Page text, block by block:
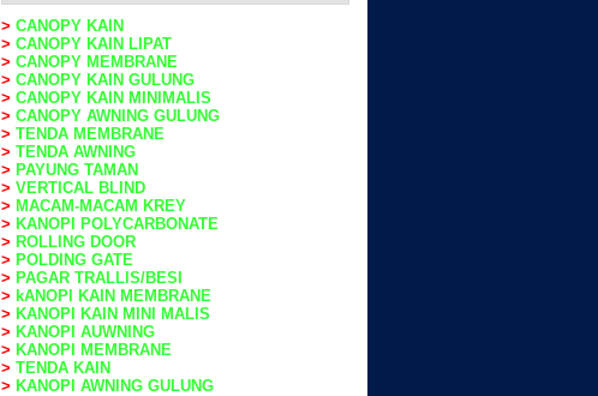
> CANOPY KAIN
> CANOPY KAIN LIPAT
> CANOPY MEMBRANE
> CANOPY KAIN GULUNG
> CANOPY KAIN MINIMALIS
> CANOPY AWNING GULUNG
> TENDA MEMBRANE
> TENDA AWNING
> PAYUNG TAMAN
> VERTICAL BLIND
> MACAM-MACAM KREY
> KANOPI POLYCARBONATE
> ROLLING DOOR
> POLDING GATE
> PAGAR TRALLIS/BESI
> kANOPI KAIN MEMBRANE
> KANOPI KAIN MINI MALIS
> KANOPI AUWNING
> KANOPI MEMBRANE
> TENDA KAIN
> KANOPI AWNING GULUNG